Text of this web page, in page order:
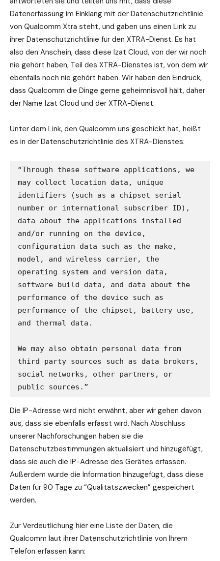
Datenerfassung im Einklang mit der Datenschutzrichtlinie
von Qualcomm Xtra steht, und gaben uns einen Link zu
ihrer Datenschutzrichtlinie für den XTRA-Dienst. Es hat
also den Anschein, dass diese Izat Cloud, von der wir noch
nie gehört haben, Teil des XTRA-Dienstes ist, von dem wir
ebenfalls noch nie gehört haben. Wir haben den Eindruck,
dass Qualcomm die Dinge gerne geheimnisvoll hält, daher
der Name Izat Cloud und der XTRA-Dienst.
Unter dem Link, den Qualcomm uns geschickt hat, heißt
es in der Datenschutzrichtlinie des XTRA-Dienstes:
“Through these software applications, we
may collect location data, unique
identifiers (such as a chipset serial
number or international subscriber ID),
data about the applications installed
and/or running on the device,
configuration data such as the make,
model, and wireless carrier, the
operating system and version data,
software build data, and data about the
performance of the device such as
performance of the chipset, battery use,
and thermal data.
We may also obtain personal data from
third party sources such as data brokers,
social networks, other partners, or
public sources.”
Die IP-Adresse wird nicht erwähnt, aber wir gehen davon
aus, dass sie ebenfalls erfasst wird. Nach Abschluss
unserer Nachforschungen haben sie die
Datenschutzbestimmungen aktualisiert und hinzugefügt,
dass sie auch die IP-Adresse des Gerätes erfassen.
Außerdem wurde die Information hinzugefügt, dass diese
Daten für 90 Tage zu “Qualitätszwecken” gespeichert
werden.
Zur Verdeutlichung hier eine Liste der Daten, die
Qualcomm laut ihrer Datenschutzrichtlinie von Ihrem
Telefon erfassen kann: